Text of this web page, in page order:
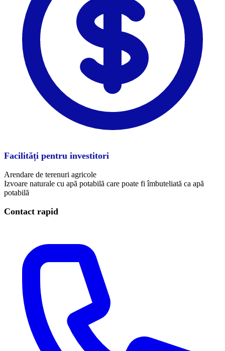
Facilități pentru investitori
Arendare de terenuri agricole
Izvoare naturale cu apă potabilă care poate fi îmbuteliată ca apă
potabilă
Contact rapid